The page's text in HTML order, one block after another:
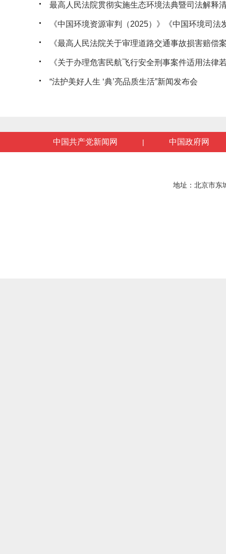
最高人民法院贯彻实施生态环境法典暨司法解释
《中国环境资源审判（2025）》《中国环境司法
《最高人民法院关于审理道路交通事故损害赔偿
《关于办理危害民航飞行安全刑事案件适用法律
“法护美好人生 ‘典’亮品质生活”新闻发布会
中国共产党新闻网 | 中国政府网
地址：北京市东